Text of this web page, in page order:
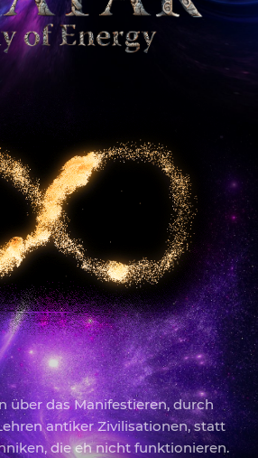
über das Manifestieren, durch
antiker Zivilisationen, statt
die eh nicht funktionieren.